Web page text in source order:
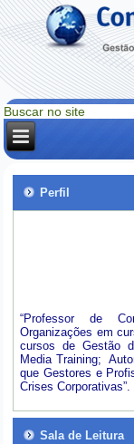
Perfil
“Professor de
Organizações em
cursos de Gestão
Media Training;
que Gestores e
Crises Corporativas”.
Sala de Leitura